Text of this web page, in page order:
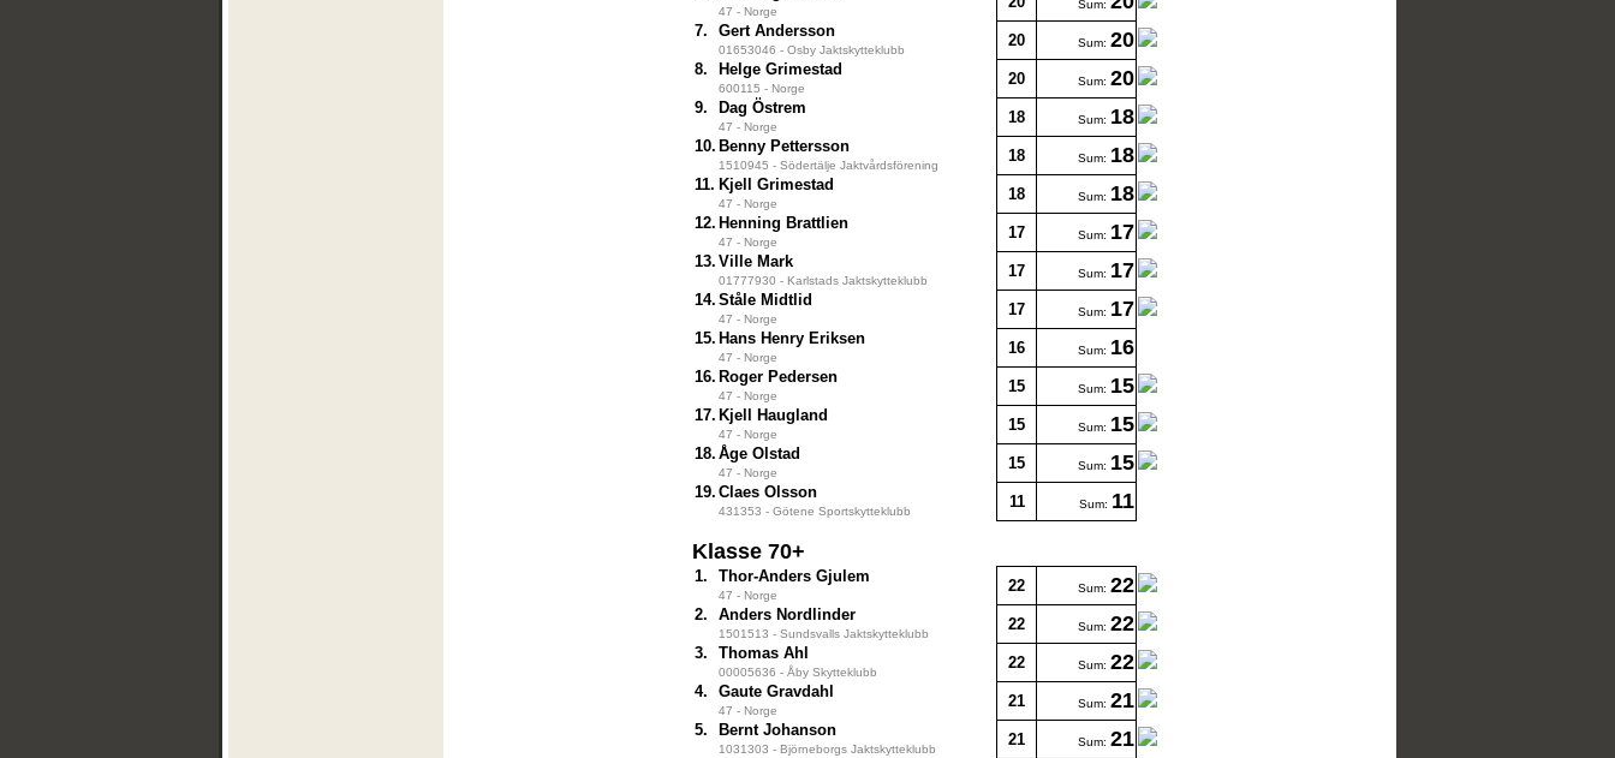
47 - Norge
Sum:
7. Gert Andersson
01653046 - Osby Jaktskytteklubb
20 Sum: 20
8. Helge Grimestad
600115 - Norge
20 Sum: 20
9. Dag Östrem
47 - Norge
18 Sum: 18
10. Benny Pettersson
1510945 - Södertälje Jaktvårdsförening
18 Sum: 18
11. Kjell Grimestad
47 - Norge
18 Sum: 18
12. Henning Brattlien
47 - Norge
17 Sum: 17
13. Ville Mark
01777930 - Karlstads Jaktskytteklubb
17 Sum: 17
14. Ståle Midtlid
47 - Norge
17 Sum: 17
15. Hans Henry Eriksen
47 - Norge
16 Sum: 16
16. Roger Pedersen
47 - Norge
15 Sum: 15
17. Kjell Haugland
47 - Norge
15 Sum: 15
18. Åge Olstad
47 - Norge
15 Sum: 15
19. Claes Olsson
431353 - Götene Sportskytteklubb
11 Sum: 11
Klasse 70+
1. Thor-Anders Gjulem
47 - Norge
22 Sum: 22
2. Anders Nordlinder
1501513 - Sundsvalls Jaktskytteklubb
22 Sum: 22
3. Thomas Ahl
00005636 - Åby Skytteklubb
22 Sum: 22
4. Gaute Gravdahl
47 - Norge
21 Sum: 21
5. Bernt Johanson
1031303 - Björneborgs Jaktskytteklubb
21 Sum: 21